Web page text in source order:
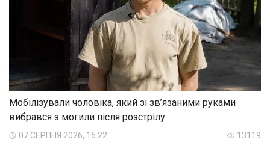
Мобілізували чоловіка, який зі зв’язаними руками
вибрався з могили після розстрілу
07 СЕРПНЯ 2026, 15:22 13119